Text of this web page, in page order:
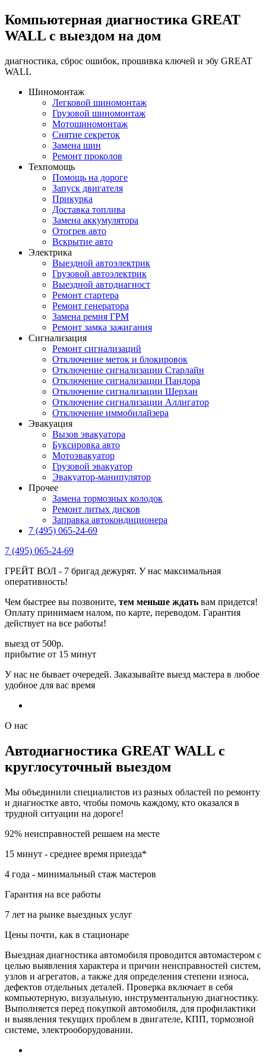
Компьютерная диагностика GREAT
WALL с выездом на дом
диагностика, сброс ошибок, прошивка ключей и эбу GREAT
WALL
Шиномонтаж
Легковой шиномонтаж
Грузовой шиномонтаж
Мотошиномонтаж
Снятие секреток
Замена шин
Ремонт проколов
Техпомощь
Помощь на дороге
Запуск двигателя
Прикурка
Доставка топлива
Замена аккумулятора
Отогрев авто
Вскрытие авто
Электрика
Выездной автоэлектрик
Грузовой автоэлектрик
Выездной автодиагност
Ремонт стартера
Ремонт генератора
Замена ремня ГРМ
Ремонт замка зажигания
Сигнализация
Ремонт сигнализаций
Отключение меток и блокировок
Отключение сигнализации Старлайн
Отключение сигнализации Пандора
Отключение сигнализации Шерхан
Отключение сигнализации Аллигатор
Отключение иммобилайзера
Эвакуация
Вызов эвакуатора
Буксировка авто
Мотоэвакуатор
Грузовой эвакуатор
Эвакуатор-манипулятор
Прочее
Замена тормозных колодок
Ремонт литых дисков
Заправка автокондиционера
7 (495) 065-24-69
7 (495) 065-24-69
ГРЕЙТ ВОЛ - 7 бригад дежурят. У нас максимальная
оперативность!
Чем быстрее вы позвоните, тем меньше ждать вам придется!
Оплату принимаем налом, по карте, переводом. Гарантия
действует на все работы!
выезд от 500р.
прибытие от 15 минут
У нас не бывает очередей. Заказывайте выезд мастера в любое
удобное для вас время
О нас
Автодиагностика GREAT WALL с
круглосуточный выездом
Мы объединили специалистов из разных областей по ремонту
и диагностке авто, чтобы помочь каждому, кто оказался в
трудной ситуации на дороге!
92% неисправностей решаем на месте
15 минут - среднее время приезда*
4 года - минимальный стаж мастеров
Гарантия на все работы
7 лет на рынке выездных услуг
Цены почти, как в стационаре
Выездная диагностика автомобиля проводится автомастером с
целью выявления характера и причин неисправностей систем,
узлов и агрегатов, а также для определения степени износа,
дефектов отдельных деталей. Проверка включает в себя
компьютерную, визуальную, инструментальную диагностику.
Выполняется перед покупкой автомобиля, для профилактики
и выявления текущих проблем в двигателе, КПП, тормозной
системе, электрооборудовании.